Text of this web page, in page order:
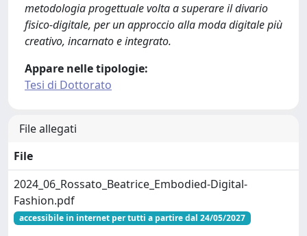
metodologia progettuale volta a superare il divario
fisico-digitale, per un approccio alla moda digitale più
creativo, incarnato e integrato.
Appare nelle tipologie:
Tesi di Dottorato
File allegati
File
2024_06_Rossato_Beatrice_Embodied-Digital-
Fashion.pdf
accessibile in internet per tutti a partire dal 24/05/2027